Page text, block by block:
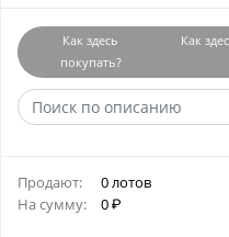
Как здесь
покупать?
Как
Продают:
0 лотов
На сумму:
0